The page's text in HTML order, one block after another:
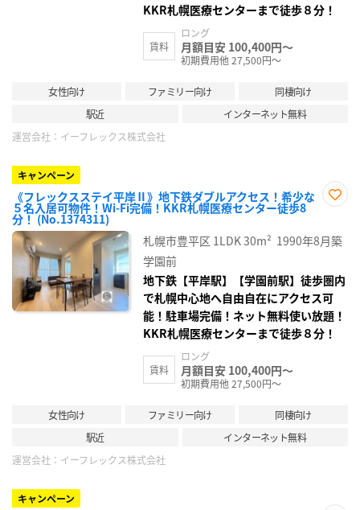
KKR札幌医療センターまで徒歩８分！
賃料
ロング
月額目安 100,400円～
初期費用他 27,500円～
女性向け ファミリー向け
同棲向け
駅近
インターネット無料
運営会社： イーフレックス株式会社
キャンペーン
《フレックスステイ平岸Ⅱ》地下鉄ダブルアクセス！希少な
５名入居可物件！Wi-Fi完備！KKR札幌医療センター徒歩8
分！ (No.1374311)
り登
録
札幌市豊平区 1LDK30m² 1990年8月築
学園前
地下鉄【平岸駅】【学園前駅】徒歩圏内
で札幌中心地へ自由自在にアクセス可
能！駐車場完備！ネット無料使い放題！
KKR札幌医療センターまで徒歩８分！
賃料
ロング
月額目安 100,400円～
初期費用他 27,500円～
女性向け ファミリー向け
同棲向け
駅近
インターネット無料
運営会社： イーフレックス株式会社
キャンペーン